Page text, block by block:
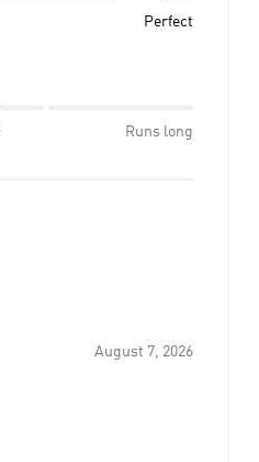
Perfect
Runs long
August 7, 2026